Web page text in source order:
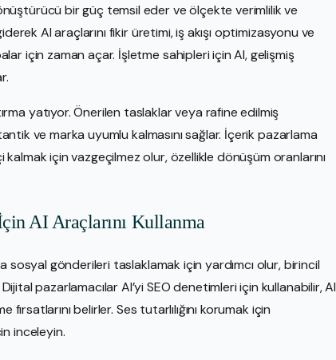
bir güç temsil eder ve ölçekte verimlilik ve
AI araçlarını fikir üretimi, iş akışı optimizasyonu ve
için zaman açar. İşletme sahipleri için AI, gelişmiş
yatıyor. Önerilen taslaklar veya rafine edilmiş
ve marka uyumlu kalmasını sağlar. İçerik pazarlama
için vazgeçilmez olur, özellikle dönüşüm oranlarını
AI Araçlarını Kullanma
gönderileri taslaklamak için yardımcı olur, birincil
pazarlamacılar AI’yi SEO denetimleri için kullanabilir, AI
belirler. Ses tutarlılığını korumak için
inceleyin.